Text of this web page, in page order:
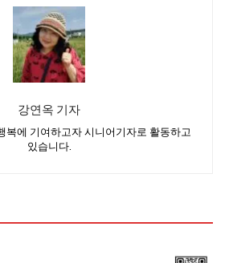
강연옥 기자
복에 기여하고자 시니어기자로 활동하고
있습니다.